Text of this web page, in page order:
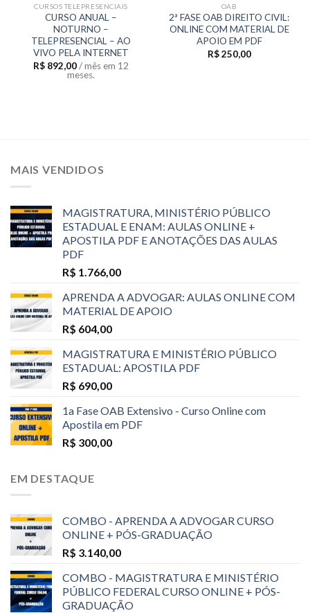
CURSOS TELEPRESENCIAIS
CURSO ANUAL –
NOTURNO –
TELEPRESENCIAL – AO
VIVO PELA INTERNET
R$ 892,00/ mês em 12
meses.
OAB
2ª FASE OAB DIREITO CIVIL:
ONLINE COM MATERIAL DE
APOIO EM PDF
R$250,00
MAIS VENDIDOS
MAGISTRATURA, MINISTÉRIO PÚBLICO
ESTADUAL E ENAM: AULAS ONLINE +
APOSTILA PDF E ANOTAÇÕES DAS AULAS
PDF
R$ 1.766,00
APRENDA A ADVOGAR: AULAS ONLINE COM
MATERIAL DE APOIO
R$ 604,00
MAGISTRATURA E MINISTÉRIO PÚBLICO
ESTADUAL: APOSTILA PDF
R$ 690,00
1a Fase OAB Extensivo - Curso Online com
Apostila em PDF
R$ 300,00
EM DESTAQUE
COMBO - APRENDA A ADVOGAR CURSO
ONLINE + PÓS-GRADUAÇÃO
R$ 3.140,00
COMBO - MAGISTRATURA E MINISTÉRIO
PÚBLICO FEDERAL CURSO ONLINE + PÓS-
GRADUAÇÃO